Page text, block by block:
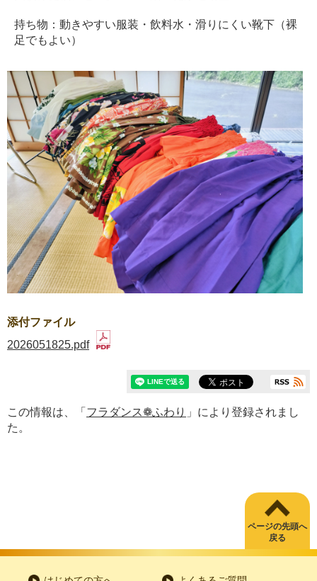
持ち物：動きやすい服装・飲料水・滑りにくい靴下（裸
足でもよい）
添付ファイル
2026051825.pdf
この情報は、「 フラダンス❁ふわり 」により登録されまし
た。
ページの先頭へ
戻る